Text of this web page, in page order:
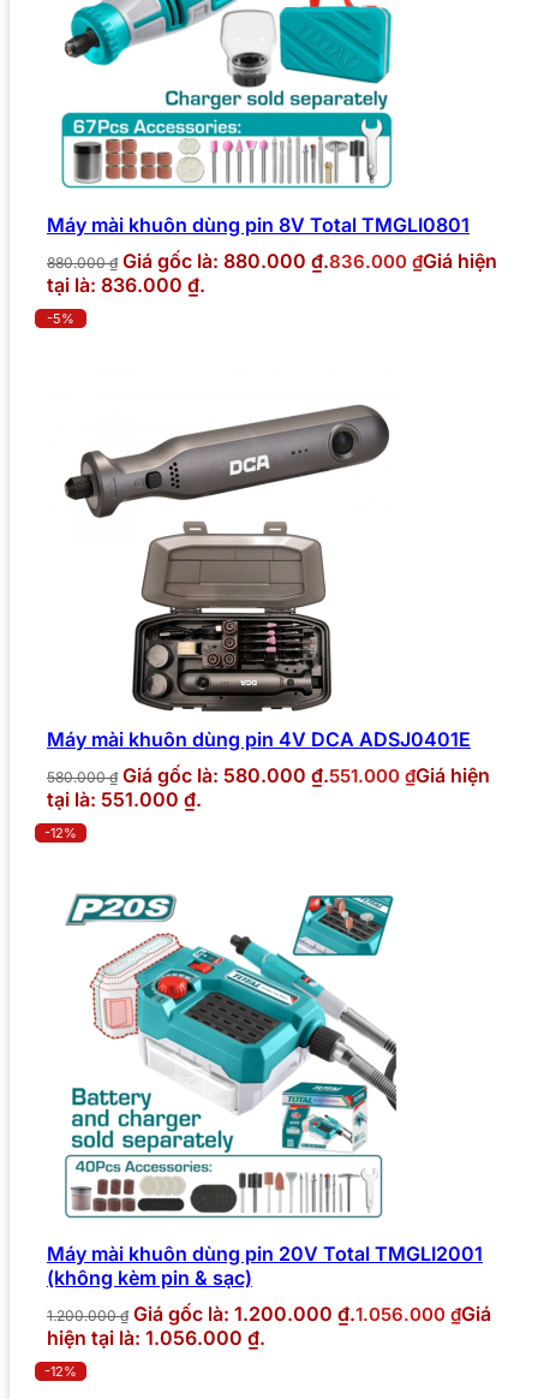
Máy mài khuôn dùng pin 8V Total TMGLI0801
880.000₫ Giá gốc là: 880.000 ₫.836.000 ₫Giá hiện
tại là: 836.000 ₫.
-5%
Máy mài khuôn dùng pin 4V DCA ADSJ0401E
580.000₫ Giá gốc là: 580.000 ₫.551.000 ₫Giá hiện
tại là: 551.000 ₫.
-12%
Máy mài khuôn dùng pin 20V Total TMGLI2001
(không kèm pin & sạc)
1.200.000₫ Giá gốc là: 1.200.000 ₫.1.056.000 ₫Giá
hiện tại là: 1.056.000 ₫.
-12%